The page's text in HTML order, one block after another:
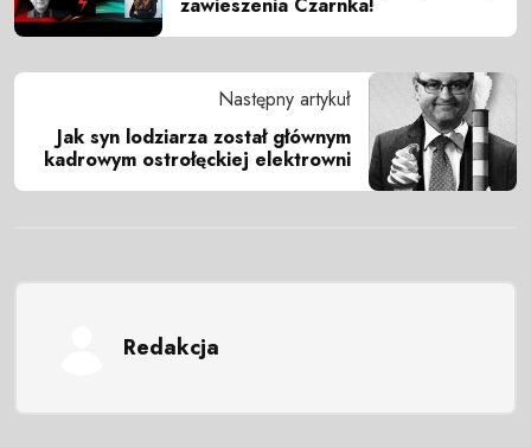
Następny artykuł
Jak syn lodziarza został głównym
kadrowym ostrołęckiej elektrowni
Redakcja